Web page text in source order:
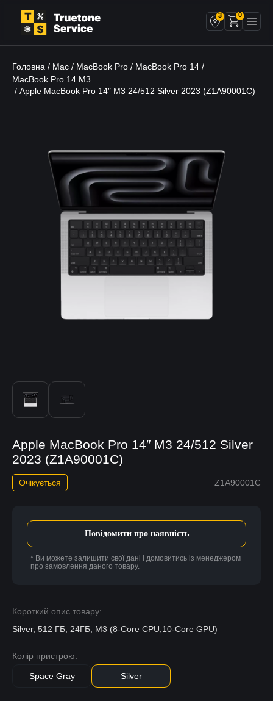
3 0
Головна / Mac / MacBook Pro / MacBook Pro 14 /
MacBook Pro 14 M3
/ Apple MacBook Pro 14″ М3 24/512 Silver 2023 (Z1A90001C)
Apple MacBook Pro 14″ М3 24/512 Silver
2023 (Z1A90001C)
Z1A90001C
Очікується
Короткий опис товару:
Silver, 512 ГБ, 24ГБ, M3 (8-Core CPU,10-Core GPU)
Колір пристрою:
Space Gray Silver
Повідомити про наявність
* Ви можете залишити свої дані і домовитись із менеджером
про замовлення даного товару.